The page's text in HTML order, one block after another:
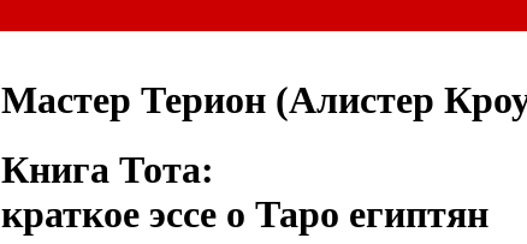
Мастер Терион (Алистер
Книга Тота:
краткое эссе о Таро египтян